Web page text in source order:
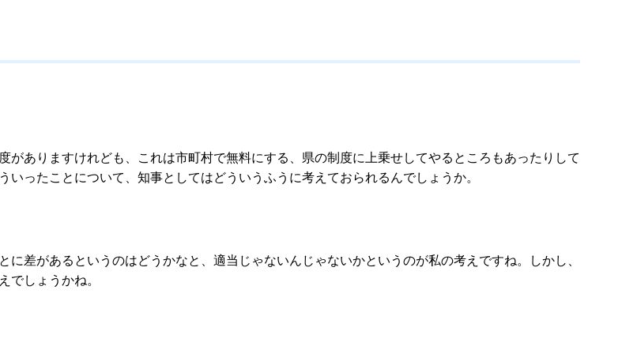
ありますけれども、これは市町村で無料にする、県の制度に上乗せしてやるところもあったりして
ったことについて、知事としてはどういうふうに考えておられるんでしょうか。
差があるというのはどうかなと、適当じゃないんじゃないかというのが私の考えですね。しかし、
しょうかね。